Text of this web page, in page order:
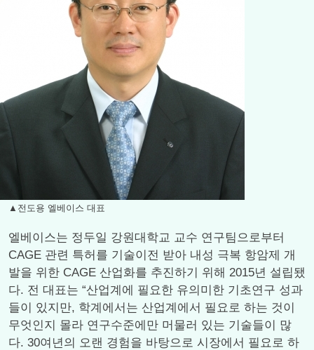
▲전도용 엘베이스 대표
엘베이스는 정두일 강원대학교 교수 연구팀으로부터
CAGE 관련 특허를 기술이전 받아 내성 극복 항암제 개
발을 위한 CAGE 산업화를 추진하기 위해 2015년 설립됐
다. 전 대표는 “산업계에 필요한 유의미한 기초연구 성과
들이 있지만, 학계에서는 산업계에서 필요로 하는 것이
무엇인지 몰라 연구수준에만 머물러 있는 기술들이 많
다. 30여년의 오랜 경험을 바탕으로 시장에서 필요로 하